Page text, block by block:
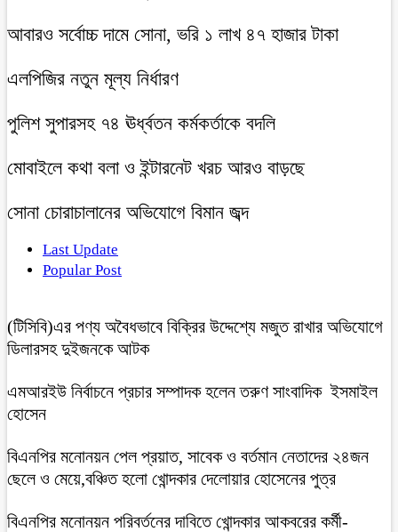
আবারও সর্বোচ্চ দামে সোনা, ভরি ১ লাখ ৪৭ হাজার টাকা
এলপিজির নতুন মূল্য নির্ধারণ
পুলিশ সুপারসহ ৭৪ ঊর্ধ্বতন কর্মকর্তাকে বদলি
মোবাইলে কথা বলা ও ইন্টারনেট খরচ আরও বাড়ছে
সোনা চোরাচালানের অভিযোগে বিমান জব্দ
Last Update
Popular Post
(টিসিবি)এর পণ্য অবৈধভাবে বিক্রির উদ্দেশ্যে মজুত রাখার অভিযোগে
ডিলারসহ দুইজনকে আটক
এমআরইউ নির্বাচনে প্রচার সম্পাদক হলেন তরুণ সাংবাদিক ইসমাইল
হোসেন
বিএনপির মনোনয়ন পেল প্রয়াত, সাবেক ও বর্তমান নেতাদের ২৪জন
ছেলে ও মেয়ে,বঞ্চিত হলো খোন্দকার দেলোয়ার হোসেনের পুত্র
বিএনপির মনোনয়ন পরিবর্তনের দাবিতে খোন্দকার আকবরের কর্মী-